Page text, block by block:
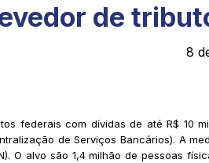
de
8
federais com dívidas de até R$ 10
de Serviços Bancários). A
O alvo são 1,4 milhão de pessoas